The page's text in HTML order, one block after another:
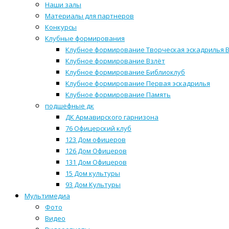
Наши залы
Материалы для партнеров
Конкурсы
Клубные формирования
Клубное формирование Творческая эскадрилья
Клубное формирование Взлёт
Клубное формирование Библиоклуб
Клубное формирование Первая эскадрилья
Клубное формирование Память
подшефные дк
ДК Армавирского гарнизона
76 Офицерский клуб
123 Дом офицеров
126 Дом Офицеров
131 Дом Офицеров
15 Дом культуры
93 Дом Культуры
Мультимедиа
Фото
Видео